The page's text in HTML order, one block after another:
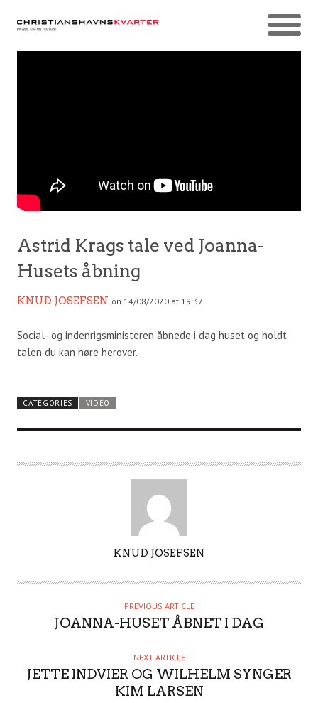
Astrid Krags tale ved Joanna-
Husets åbning
KNUD JOSEFSEN on 14/08/2020 at 19:37
Social- og indenrigsministeren åbnede i dag huset og holdt
talen du kan høre herover.
CATEGORIES VIDEO
T
KNUD JOSEFSEN
PREVIOUS ARTICLE
JOANNA-HUSET ÅBNET I DAG
NEXT ARTICLE
JETTE INDVIER OG WILHELM SYNGER
KIM LARSEN